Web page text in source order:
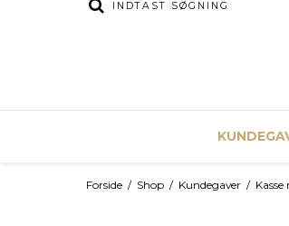
Forside / Shop / Kundegaver /